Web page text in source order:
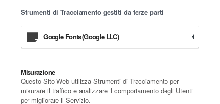
Strumenti di Tracciamento gestiti da terze parti
Google Fonts (Google LLC)
Misurazione
Questo Sito Web utilizza Strumenti di Tracciamento per
misurare il traffico e analizzare il comportamento degli Utenti
per migliorare il Servizio.